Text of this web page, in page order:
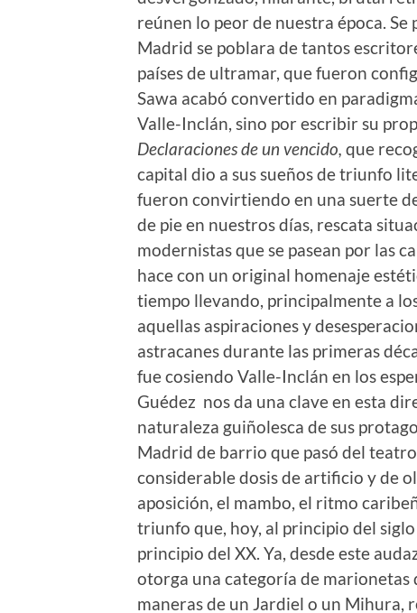
reúnen lo peor de nuestra época.
Madrid se poblara de tantos
países de ultramar, que fueron
Sawa acabó convertido en
Valle-Inclán, sino por escribir su
Declaraciones de un vencido, que
capital dio a sus sueños de triunfo
fueron convirtiendo en una suerte
de pie en nuestros días, rescata
modernistas que se pasean por las
hace con un original homenaje
tiempo llevando, principalmente a
aquellas aspiraciones y
astracanes durante las primeras
fue cosiendo Valle-Inclán en los
Guédez nos da una clave en esta
naturaleza guiñolesca de sus
Madrid de barrio que pasó del
considerable dosis de artificio y de
aposición, el mambo, el ritmo
triunfo que, hoy, al principio del
principio del XX. Ya, desde este
otorga una categoría de
maneras de un Jardiel o un Mihura,